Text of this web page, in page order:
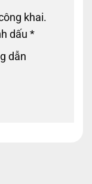
khai.
dấu *
dẫn